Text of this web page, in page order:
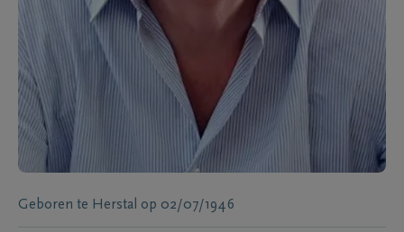
Geboren te Herstal op 02/07/1946